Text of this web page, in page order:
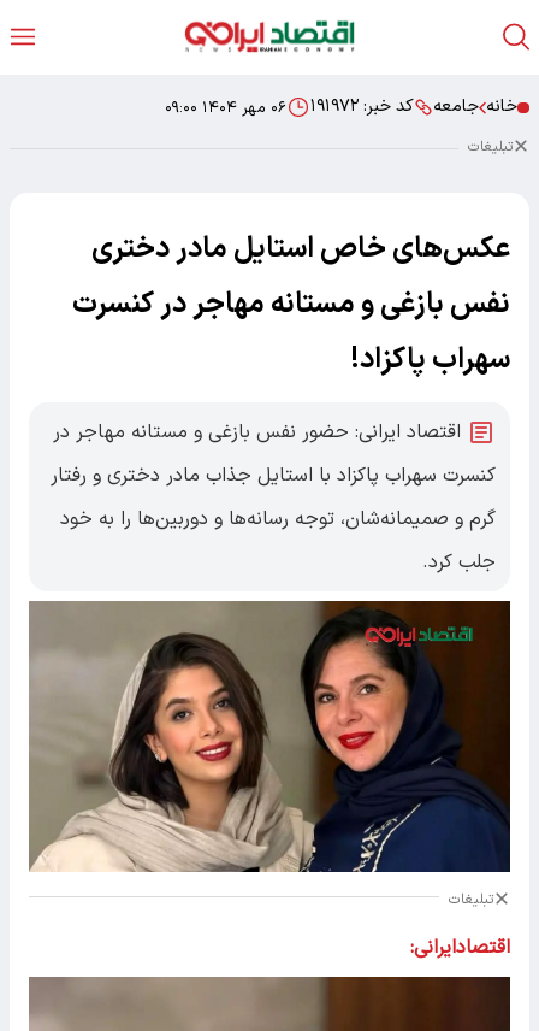
خانه جامعه کد خبر: ۱۹۱۹۷۲ ۰۶ مهر ۱۴۰۴ ۰۹:۰۰
تبلیغات
عکس‌های خاص استایل مادر دختری
نفس بازغی و مستانه مهاجر در کنسرت
سهراب پاکزاد!
اقتصاد ایرانی: حضور نفس بازغی و مستانه مهاجر در
کنسرت سهراب پاکزاد با استایل جذاب مادر دختری و رفتار
گرم و صمیمانه‌شان، توجه رسانه‌ها و دوربین‌ها را به خود
جلب کرد.
تبلیغات
اقتصادایرانی: